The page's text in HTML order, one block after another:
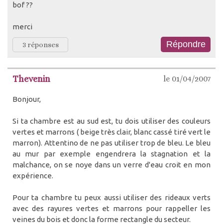
bof ??
merci
3 réponses
Thevenin le 01/04/2007
Bonjour,
Si ta chambre est au sud est, tu dois utiliser des couleurs
vertes et marrons ( beige très clair, blanc cassé tiré vert le
marron). Attentino de ne pas utiliser trop de bleu. Le bleu
au mur par exemple engendrera la stagnation et la
malchance, on se noye dans un verre d'eau croit en mon
expérience.
Pour ta chambre tu peux aussi utiliser des rideaux verts
avec des rayures vertes et marrons pour rappeller les
veines du bois et donc la forme rectangle du secteur.